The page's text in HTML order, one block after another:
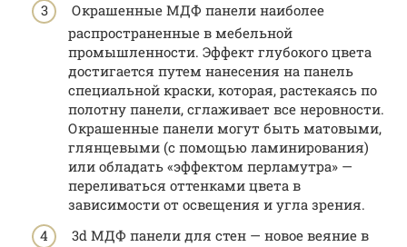
Окрашенные МДФ панели наиболее
распространенные в мебельной
промышленности. Эффект глубокого цвета
достигается путем нанесения на панель
специальной краски, которая, растекаясь по
полотну панели, сглаживает все неровности.
Окрашенные панели могут быть матовыми,
глянцевыми (с помощью ламинирования)
или обладать «эффектом перламутра» —
переливаться оттенками цвета в
зависимости от освещения и угла зрения.
3d МДФ панели для стен — новое веяние в